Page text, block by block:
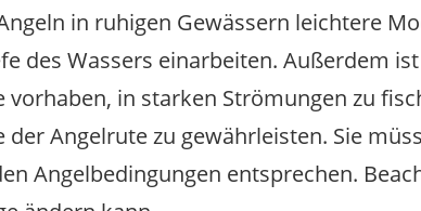
in ruhigen Gewässern leichtere
des Wassers einarbeiten. Außerdem
vorhaben, in starken Strömungen zu
der Angelrute zu gewährleisten. Sie
Angelbedingungen entsprechen.